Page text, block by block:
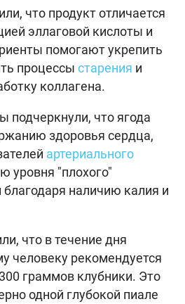
что продукт отличается
эллаговой кислоты и
помогают укрепить
процессы старения и
коллагена.
подчеркнули, что ягода
здоровья сердца,
артериального
уровня "плохого"
благодаря наличию калия и
что в течение дня
человеку рекомендуется
граммов клубники. Это
одной глубокой пиале